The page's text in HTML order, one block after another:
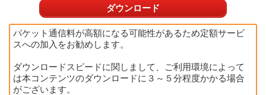
ダウンロード
パケット通信料が高額になる可能性があるため定額サービ
スへの加入をお勧めします。
ダウンロードスピードに関しまして、ご利用環境によって
は本コンテンツのダウンロードに３～５分程度かかる場合
がございます。